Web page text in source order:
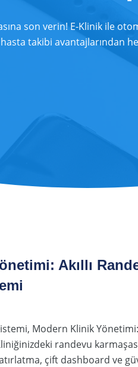
son verin! E-Klinik ile
takibi avantajlarından
Akıllı
Modern Klinik Yönetimi:
randevu
çift dashboard ve